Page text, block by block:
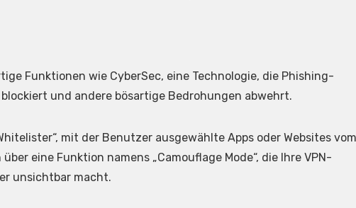
Funktionen wie CyberSec, eine Technologie, die Phishing-
und andere bösartige Bedrohungen abwehrt.
mit der Benutzer ausgewählte Apps oder Websites vom
eine Funktion namens „Camouflage Mode“, die Ihre VPN-
unsichtbar macht.